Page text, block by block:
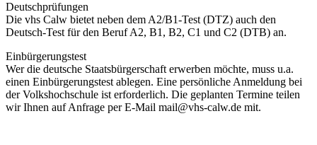
Deutschprüfungen
Die vhs Calw bietet neben dem A2/B1-Test (DTZ) auch den
Deutsch-Test für den Beruf A2, B1, B2, C1 und C2 (DTB) an.
Einbürgerungstest
Wer die deutsche Staatsbürgerschaft erwerben möchte, muss u.a.
einen Einbürgerungstest ablegen. Eine persönliche Anmeldung bei
der Volkshochschule ist erforderlich. Die geplanten Termine teilen
wir Ihnen auf Anfrage per E-Mail mail@vhs-calw.de mit.